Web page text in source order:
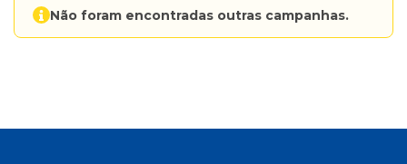
Não foram encontradas outras campanhas.